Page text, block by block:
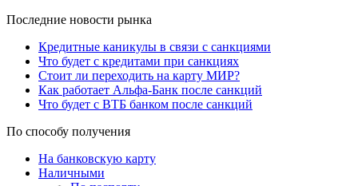
Последние новости рынка
Кредитные каникулы в связи с санкциями
Что будет с кредитами при санкциях
Стоит ли переходить на карту МИР?
Как работает Альфа-Банк после санкций
Что будет с ВТБ банком после санкций
По способу получения
На банковскую карту
Наличными